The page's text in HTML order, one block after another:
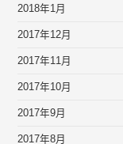
2018年1月
2017年12月
2017年11月
2017年10月
2017年9月
2017年8月